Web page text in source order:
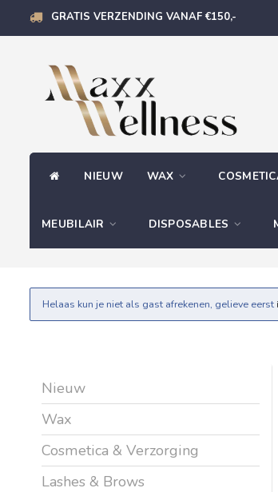
GRATIS VERZENDING VANAF €150,-
NIEUW WAX
MEUBILAIR DISPOSABLES
Helaas kun je niet als gast afrekenen, gelieve eerst
Nieuw
Wax
Cosmetica & Verzorging
Lashes & Brows